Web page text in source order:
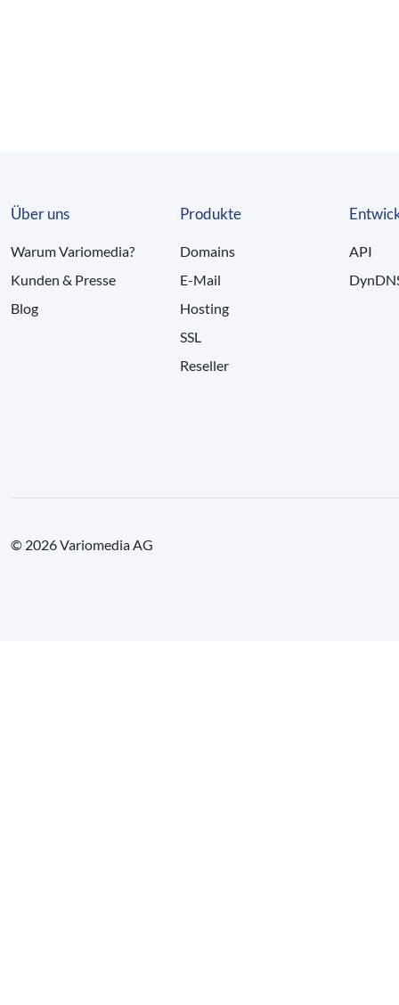
Über uns
Warum Variomedia?
Kunden & Presse
Blog
Produkte
Domains
E-Mail
Hosting
SSL
Reseller
API
© 2026 Variomedia AG